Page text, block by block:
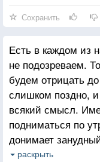
признается. Даже
Сохранить
Есть в каждом из
не подозреваем.
будем отрицать
слишком поздно, и
всякий смысл.
подниматься по
донимает
и слёзы. А всё
раскрыть